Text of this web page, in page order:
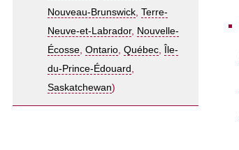
Nouveau-Brunswick, Terre-
Neuve-et-Labrador, Nouvelle-
Écosse, Ontario, Québec,
Île-
du-Prince-Édouard ,
Saskatchewan)